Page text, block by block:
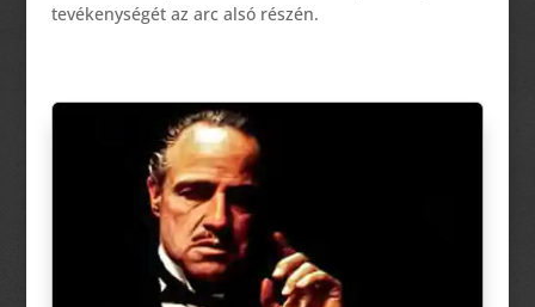
tevékenységét az arc alsó részén.